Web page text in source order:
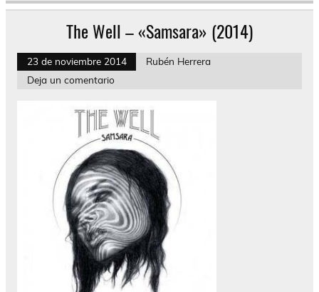
The Well – «Samsara» (2014)
23 de noviembre 2014
Rubén Herrera
Deja un comentario